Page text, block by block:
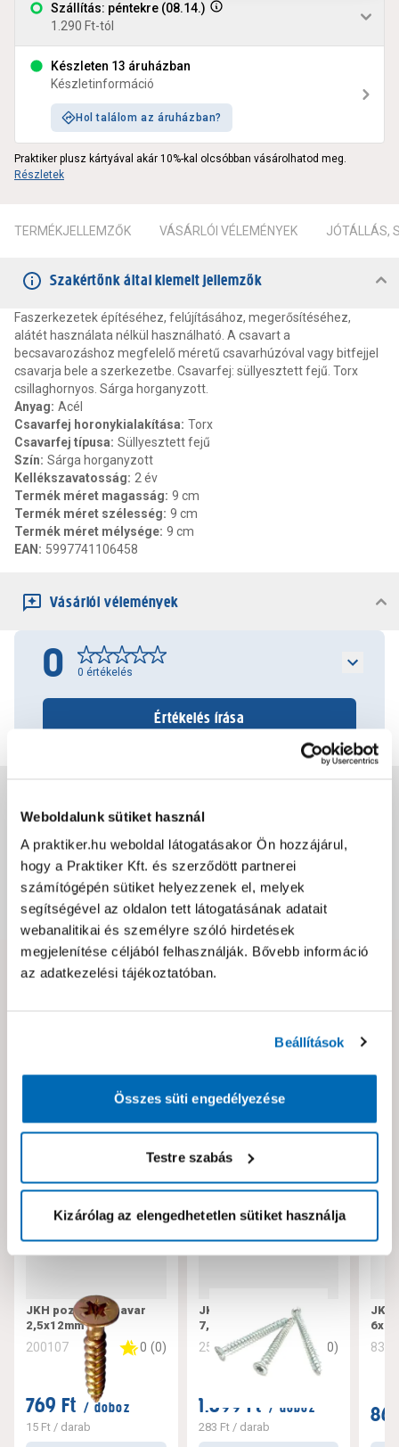
Weboldalunk sütiket használ
A praktiker.hu weboldal látogatásakor Ön hozzájárul,
hogy a Praktiker Kft. és szerződött partnerei
számítógépén sütiket helyezzenek el, melyek
segítségével az oldalon tett látogatásának adatait
webanalitikai és személyre szóló hirdetések
megjelenítése céljából felhasználják. Bővebb információ
az adatkezelési tájékoztatóban.
Beállítások
Összes süti engedélyezése
Testre szabás
Kizárólag az elengedhetetlen sütiket használja
Szállítás: péntekre (08.14.)
1.290 Ft-tól
Készleten 13 áruházban
Készletinformáció
Hol találom az áruházban?
Praktiker plusz kártyával akár 10%-kal olcsóbban vásárolhatod meg.
Részletek
TERMÉKJELLEMZŐK VÁSÁRLÓI VÉLEMÉNYEK JÓTÁLLÁS,
Szakértőnk által kiemelt jellemzők
Faszerkezetek építéséhez, felújításához, megerősítéséhez,
alátét használata nélkül használható. A csavart a
becsavarozáshoz megfelelő méretű csavarhúzóval vagy bitfejjel
csavarja bele a szerkezetbe. Csavarfej: süllyesztett fejű. Torx
csillaghornyos. Sárga horganyzott.
Anyag: Acél
Csavarfej horonykialakítása: Torx
Csavarfej típusa: Süllyesztett fejű
Szín: Sárga horganyzott
Kellékszavatosság: 2 év
Termék méret magasság: 9 cm
Termék méret szélesség: 9 cm
Termék méret mélysége: 9 cm
EAN : 5997741106458
Vásárlói vélemények
0 0 értékelés
Értékelés írása
Csomagolási és súly információk
Dokumentumok, felelős személy
Hibát találtál az oldalon vagy a termék leírásában?
Neked ajánljuk!
JKH pozdorjacsavar
2,5x12mm
200107 0 (0)
769 Ft / doboz
15 Ft / darab
JKH tokrögzítő csavar
7,5x182
256221 0 0)
1.699 Ft / doboz
283 Ft/ darab
JKH